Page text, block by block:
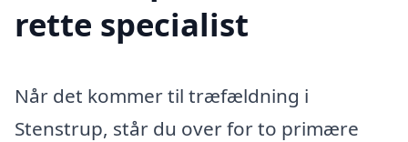
rette specialist
Når det kommer til træfældning i
Stenstrup, står du over for to primære